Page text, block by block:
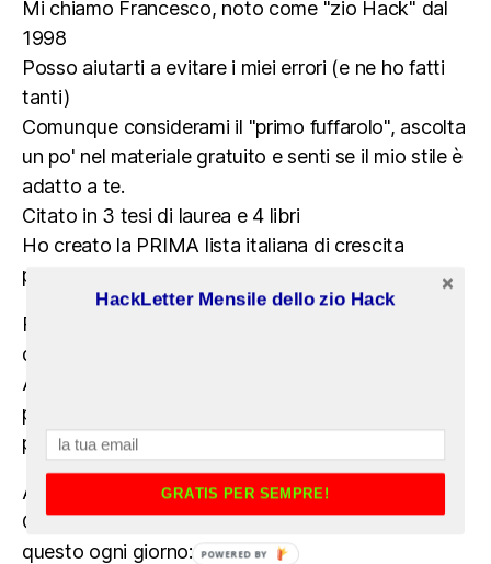
Mi chiamo Francesco, noto come "zio Hack" dal
1998
Posso aiutarti a evitare i miei errori (e ne ho fatti
tanti)
Comunque considerami il "primo fuffarolo", ascolta
un po' nel materiale gratuito e senti se il mio stile è
adatto a te.
Citato in 3 tesi di laurea e 4 libri
Ho creato la PRIMA lista italiana di crescita
personale e psicologia, PNL, EFT, ipnosi.
Fondatore nel 2007 di HNA la PRIMA Accademia
di Miglioramento Personale Underground in Italia
Ancora oggi continuo a gestire la più longeva (e
probabilmente numerosa) community (a
pagamento) di miglioramento personale in Italia.
Aspiro a rimanere un "guerriero della
CONOSCENZA PRATICA e UTILE" e per far
questo ogni giorno:
HackLetter Mensile dello zio Hack
GRATIS PER SEMPRE!
POWERED BY